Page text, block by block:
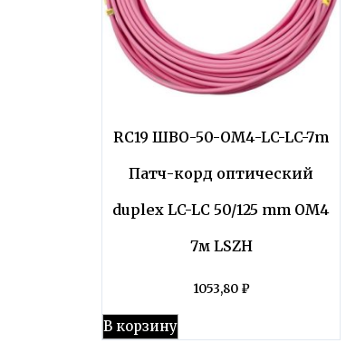
RC19 ШВО-50-OM4-LC-LC-7m
Патч-корд оптический
duplex LC-LC 50/125 mm OM4
7м LSZH
1053,80 ₽
В корзину